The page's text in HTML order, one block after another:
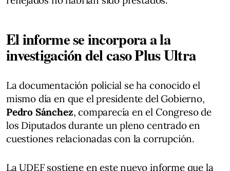
El informe se incorpora a la
investigación del caso Plus Ultra
La documentación policial se ha conocido el
mismo día en que el presidente del Gobierno,
Pedro Sánchez, comparecía en el Congreso de
los Diputados durante un pleno centrado en
cuestiones relacionadas con la corrupción.
La UDEF sostiene en este nuevo informe que la